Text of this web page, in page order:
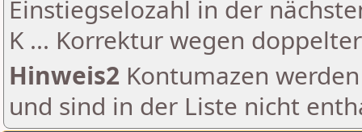
Einstiegselozahl in der
K ... Korrektur wegen
Hinweis2 Kontumazen
und sind in der Liste nicht